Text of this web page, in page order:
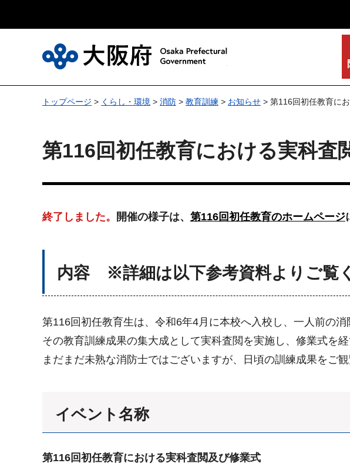
トップページ > くらし・環境 > 消防 > 教育訓練 > お知らせ > 第116回初任教育に
第116回初任教育における実科査
終了しました。 開催の様子は、 第116回初任教育のホームページ
内容 ※詳細は以下参考資料よりご覧
第116回初任教育生は、令和6年4月に本校へ入校し、一人前の
その教育訓練成果の集大成として実科査閲を実施し、修業式を
まだまだ未熟な消防士ではございますが、日頃の訓練成果をご
イベント名称
第116回初任教育における実科査閲及び修業式